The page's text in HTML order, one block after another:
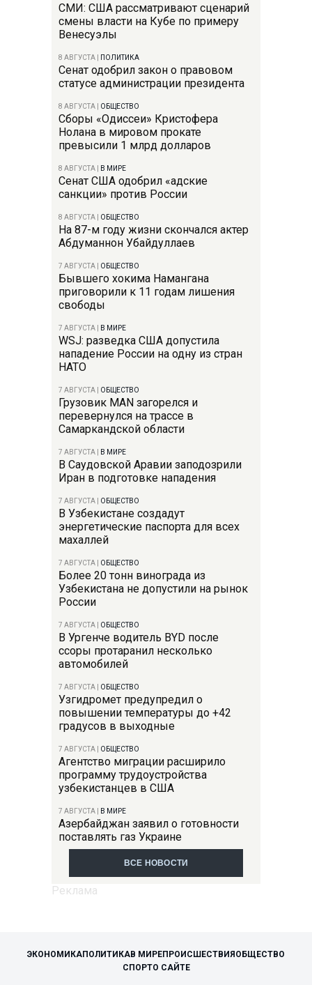
СМИ: США рассматривают сценарий
смены власти на Кубе по примеру
Венесуэлы
8 АВГУСТА ПОЛИТИКА
Сенат одобрил закон о правовом
статусе администрации президента
8 АВГУСТА ОБЩЕСТВО
Сборы «Одиссеи» Кристофера
Нолана в мировом прокате
превысили 1 млрд долларов
8 АВГУСТА В МИРЕ
Сенат США одобрил «адские
санкции» против России
8 АВГУСТА ОБЩЕСТВО
На 87-м году жизни скончался актер
Абдуманнон Убайдуллаев
7 АВГУСТА ОБЩЕСТВО
Бывшего хокима Намангана
приговорили к 11 годам лишения
свободы
7 АВГУСТА В МИРЕ
WSJ: разведка США допустила
нападение России на одну из стран
НАТО
7 АВГУСТА ОБЩЕСТВО
Грузовик MAN загорелся и
перевернулся на трассе в
Самаркандской области
7 АВГУСТА В МИРЕ
В Саудовской Аравии заподозрили
Иран в подготовке нападения
7 АВГУСТА ОБЩЕСТВО
В Узбекистане создадут
энергетические паспорта для всех
махаллей
7 АВГУСТА ОБЩЕСТВО
Более 20 тонн винограда из
Узбекистана не допустили на рынок
России
7 АВГУСТА ОБЩЕСТВО
В Ургенче водитель BYD после
ссоры протаранил несколько
автомобилей
7 АВГУСТА ОБЩЕСТВО
Узгидромет предупредил о
повышении температуры до +42
градусов в выходные
7 АВГУСТА ОБЩЕСТВО
Агентство миграции расширило
программу трудоустройства
узбекистанцев в США
7 АВГУСТА В МИРЕ
Азербайджан заявил о готовности
поставлять газ Украине
ВСЕ НОВОСТИ
ЭКОНОМИКАПОЛИТИКАВ МИРЕПРОИСШЕСТВИЯОБЩЕСТВО
СПОРТО САЙТЕ